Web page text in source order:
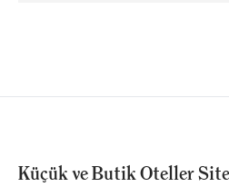
Küçük ve Butik Oteller